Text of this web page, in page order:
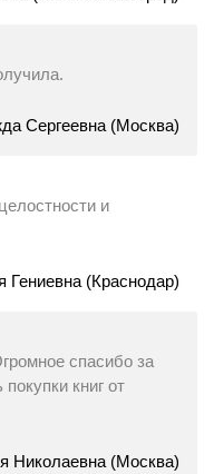
Сергеевна (Москва)
и
Гениевна (Краснодар)
спасибо за
книг от
Николаевна (Москва)